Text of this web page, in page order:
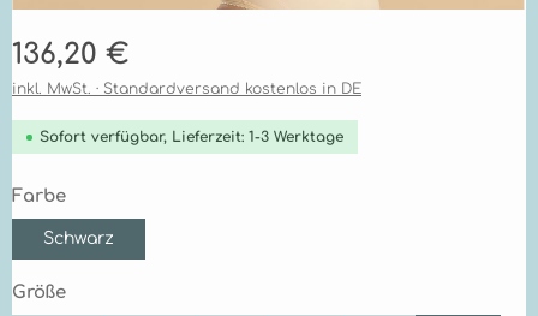
Regulärer Preis:
136,20 €
inkl. MwSt. · Standardversand kostenlos in DE
Sofort verfügbar, Lieferzeit: 1-3 Werktage
Farbeauswählen
Schwarz
Größeauswählen